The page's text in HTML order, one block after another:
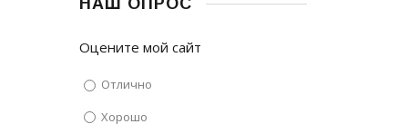
НАШ ОПРОС
Оцените мой сайт
Отлично
Хорошо